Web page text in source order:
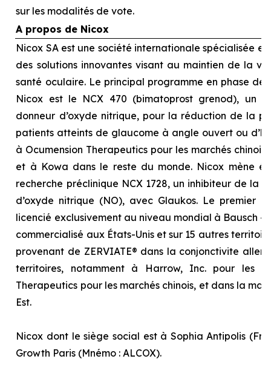
sur les modalités de vote.
A propos de Nicox
Nicox SA est une société internationale spécialisée
des solutions innovantes visant au maintien de la
santé oculaire. Le principal programme en phase
Nicox est le NCX 470 (bimatoprost grenod), un
donneur d’oxyde nitrique, pour la réduction de la
patients atteints de glaucome à angle ouvert ou
à Ocumension Therapeutics pour les marchés
et à Kowa dans le reste du monde. Nicox mène
recherche préclinique NCX 1728, un inhibiteur de la
d’oxyde nitrique (NO), avec Glaukos. Le premier
licencié exclusivement au niveau mondial à Bausch +
commercialisé aux États-Unis et sur 15 autres
provenant de ZERVIATE® dans la conjonctivite
territoires, notamment à Harrow, Inc. pour les
Therapeutics pour les marchés chinois, et dans la
Est.
Nicox dont le siège social est à Sophia Antipolis
Growth Paris (Mnémo : ALCOX).